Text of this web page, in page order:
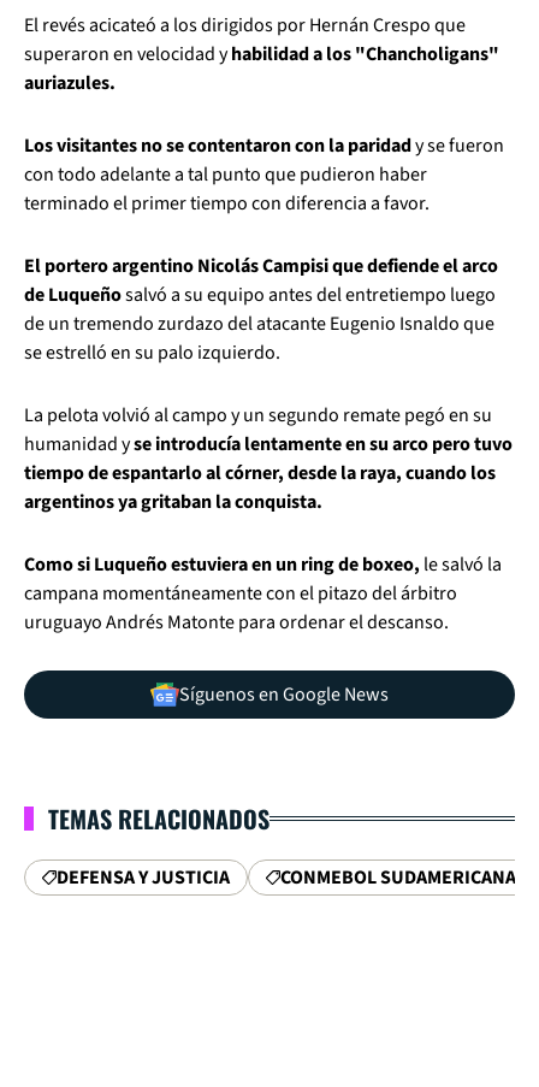
El revés acicateó a los dirigidos por Hernán Crespo que
superaron en velocidad yhabilidad a los "Chancholigans"
auriazules.
Los visitantes no se contentaron con la paridady se fueron
con todo adelante a tal punto que pudieron haber
terminado el primer tiempo con diferencia a favor.
El portero argentino Nicolás Campisi que defiende el arco
de Luqueñosalvó a su equipo antes del entretiempo luego
de un tremendo zurdazo del atacante Eugenio Isnaldo que
se estrelló en su palo izquierdo.
La pelota volvió al campo y un segundo remate pegó en su
humanidad yse introducía lentamente en su arco pero tuvo
tiempo de espantarlo al córner, desde la raya, cuando los
argentinos ya gritaban la conquista.
Como si Luqueño estuviera en un ring de boxeo, le salvó la
campana momentáneamente con el pitazo del árbitro
uruguayo Andrés Matonte para ordenar el descanso.
Síguenos en Google News
TEMAS RELACIONADOS
DEFENSA Y JUSTICIA CONMEBOL SUDAMERICANA